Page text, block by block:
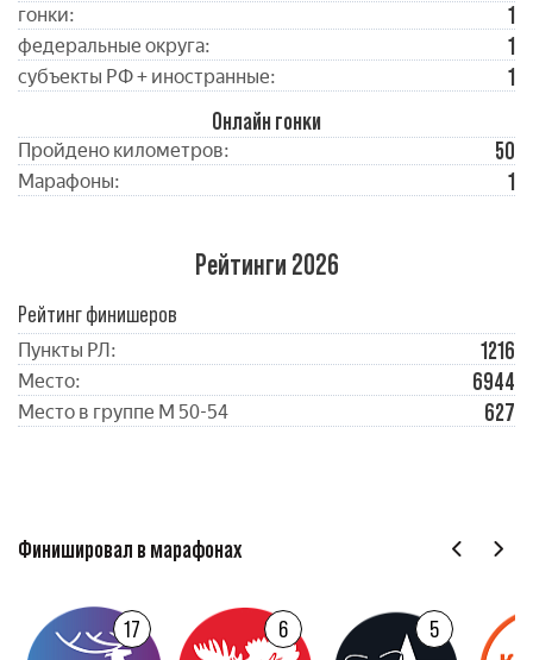
гонки: 1
федеральные округа: 1
субъекты РФ + иностранные:
1
Онлайн гонки
Пройдено километров: 50
Марафоны: 1
Рейтинги 2026
Рейтинг финишеров
Пункты РЛ: 1216
Место: 6944
Место в группе М 50-54 627
Финишировал в марафонах
17 6 5